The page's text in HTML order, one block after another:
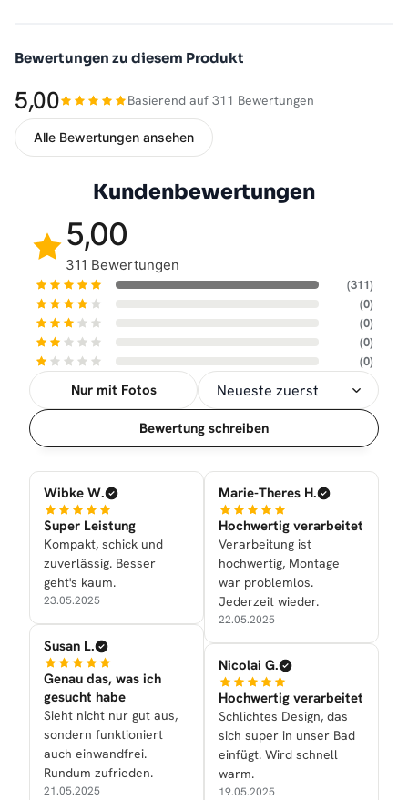
Bewertungen zu diesem Produkt
5,00 Basierend auf 311 Bewertungen
Alle Bewertungen ansehen
Kundenbewertungen
5,00
311 Bewertungen
(311)
(0)
(0)
(0)
(0)
Nur mit Fotos
Sortierung
Bewertung schreiben
Wibke W.
Super Leistung
Kompakt, schick und
zuverlässig. Besser
geht's kaum.
23.05.2025
Susan L.
Genau das, was ich
gesucht habe
Sieht nicht nur gut aus,
sondern funktioniert
auch einwandfrei.
Rundum zufrieden.
21.05.2025
Marie-Theres H.
Hochwertig verarbeitet
Verarbeitung ist
hochwertig, Montage
war problemlos.
Jederzeit wieder.
22.05.2025
Nicolai G.
Hochwertig verarbeitet
Schlichtes Design, das
sich super in unser Bad
einfügt. Wird schnell
warm.
19.05.2025